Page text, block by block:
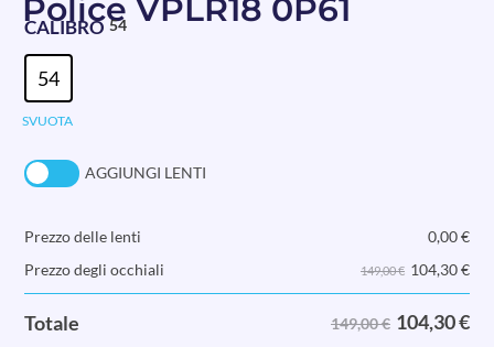
Police VPLR18 0P61
CALIBRO 54
54
SVUOTA
AGGIUNGI LENTI
Prezzo delle lenti 0,00€
Prezzo degli occhiali
149,00 € 104,30€
Totale 149,00 € 104,30€